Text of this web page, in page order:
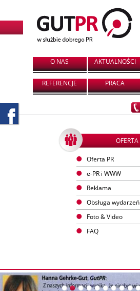
O NAS AKTUALNOŚCI
REFERENCJE PRACA
OFERTA
Oferta PR
e-PR i WWW
Reklama
Obsługa wydarzeń
Foto & Video
FAQ